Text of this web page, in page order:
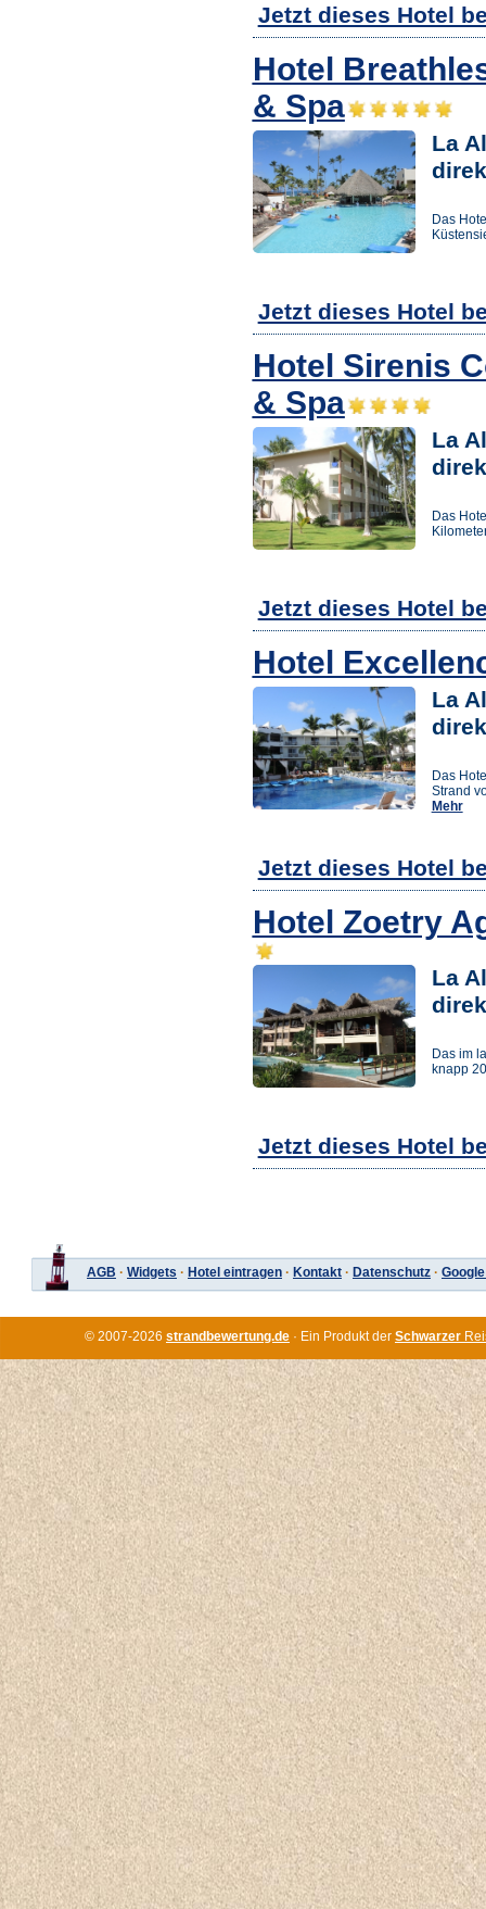
Jetzt dieses Hotel
Hotel
& Spa
La
Das
Jetzt dieses Hotel
Hotel Sirenis
& Spa
La
Das
Jetzt dieses Hotel
Hotel
La
Das
Strand
Mehr
Jetzt dieses Hotel
Hotel Zoetry
La
Das im
knapp
Jetzt dieses Hotel
AGB · Widgets · Hotel eintragen · Kontakt · Datenschutz ·
© 2007-2026 strandbewertung.de · Ein Produkt der Schwarzer